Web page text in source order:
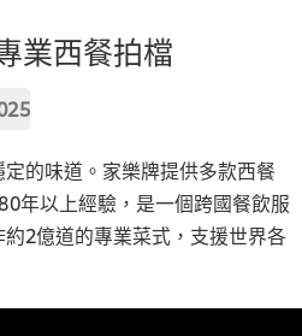
業西餐拍檔
的味道。家樂牌提供多款西餐
年以上經驗，是一個跨國餐飲服
2億道的專業菜式，支援世界各